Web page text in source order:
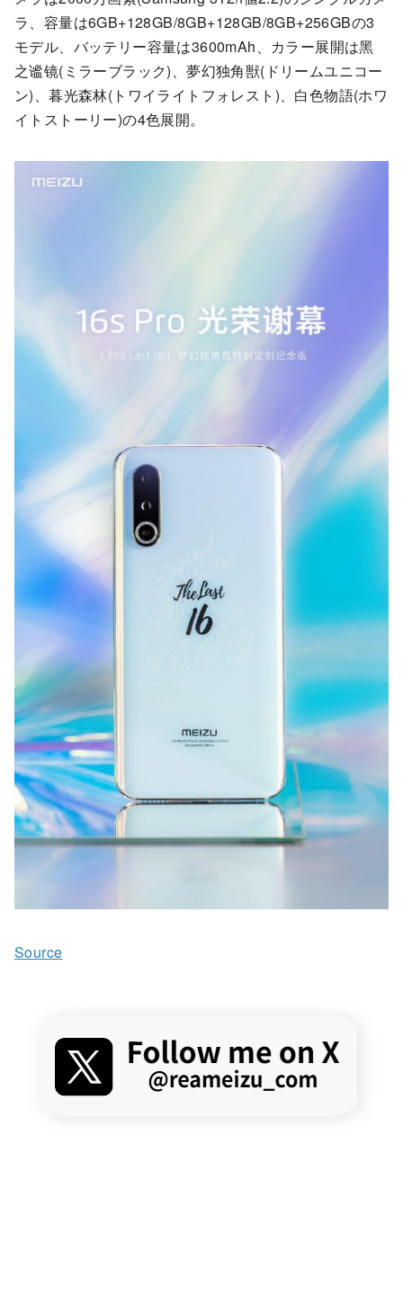
ラ、容量は6GB+128GB/8GB+128GB/8GB+256GBの3
モデル、バッテリー容量は3600mAh、カラー展開は黑
之谧镜(ミラーブラック)、夢幻独角獣(ドリームユニコー
ン)、暮光森林(トワイライトフォレスト)、白色物語(ホワ
イトストーリー)の4色展開。
Source